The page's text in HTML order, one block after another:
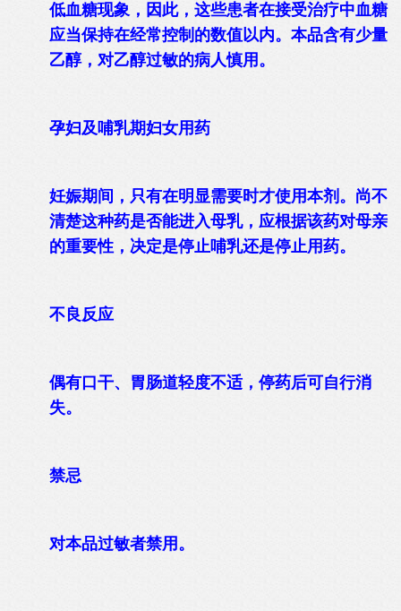
低血糖现象，因此，这些患者在接受治疗中血糖
应当保持在经常控制的数值以内。本品含有少量
乙醇，对乙醇过敏的病人慎用。
孕妇及哺乳期妇女用药
妊娠期间，只有在明显需要时才使用本剂。尚不
清楚这种药是否能进入母乳，应根据该药对母亲
的重要性，决定是停止哺乳还是停止用药。
不良反应
偶有口干、胃肠道轻度不适，停药后可自行消
失。
禁忌
对本品过敏者禁用。